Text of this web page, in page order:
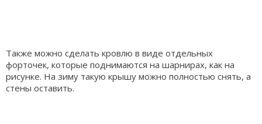
Также можно сделать кровлю в виде отдельных
форточек, которые поднимаются на шарнирах, как на
рисунке. На зиму такую крышу можно полностью снять, а
стены оставить.